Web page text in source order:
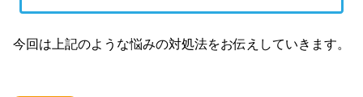
今回は上記のような悩みの対処法をお伝えしていきます。